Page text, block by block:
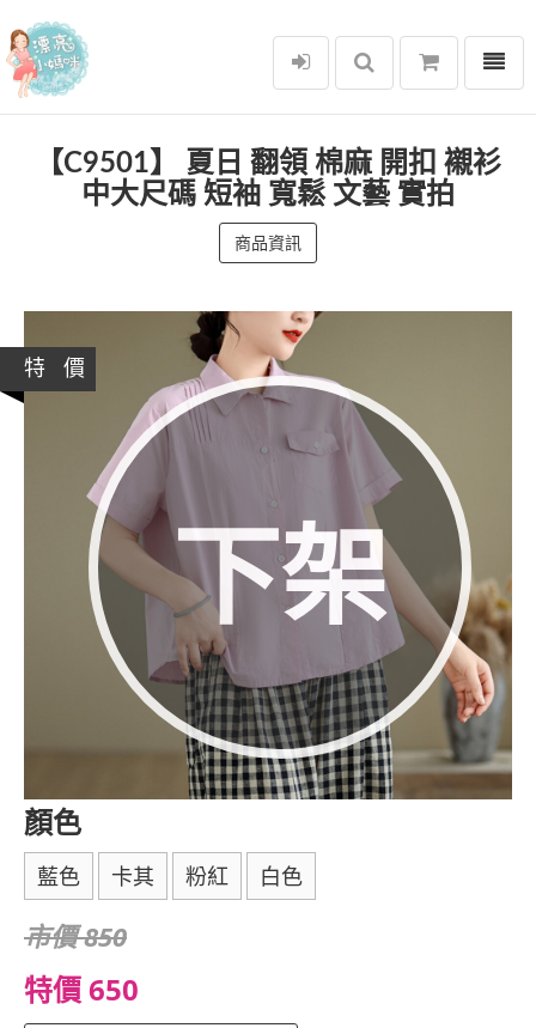
漂亮小媽咪
選單
【C9501】 夏日 翻領 棉麻 開扣 襯衫
中大尺碼 短袖 寬鬆 文藝 實拍
商品資訊
下架
特 價
顏色
藍色 卡其 粉紅 白色
市價 850
特價 650